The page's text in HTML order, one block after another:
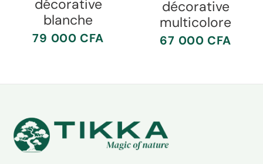
décorative
blanche
79 000 CFA
décorative
multicolore
67 000 CFA